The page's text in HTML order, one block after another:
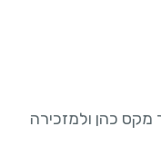
מקס כהן ולמזכירה